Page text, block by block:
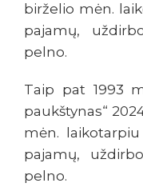
birželio mėn.
pajamų,
pelno.
Taip pat 1993
paukštynas“
mėn.
pajamų,
pelno.